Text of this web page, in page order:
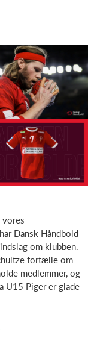
vores
Dansk Håndbold
om klubben.
fortælle om
medlemmer, og
U15 Piger er glade